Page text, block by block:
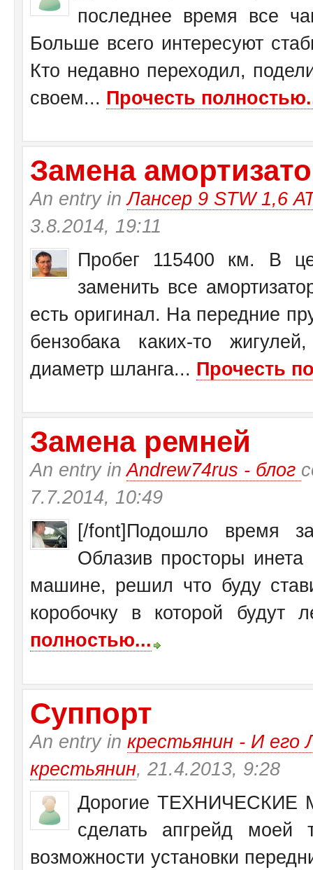
последнее время все
Больше всего интересуют
Кто недавно переходил,
своем... Прочесть
Замена
An entry inЛансер 9 STW 1,6
3.8.2014, 19:11
Пробег 115400 км. В
заменить все
есть оригинал. На передние
бензобака каких-то
диаметр шланга... Прочесть
Замена ремней
An entry inAndrew74rus - блог
7.7.2014, 10:49
[/font]Подошло время
Облазив просторы
машине, решил что буду
коробочку в которой будут
полностью...
Суппорт
An entry in крестьянин - И
крестьянин, 21.4.2013, 9:28
Дорогие ТЕХНИЧЕСКИЕ
сделать апгрейд моей
возможности установки